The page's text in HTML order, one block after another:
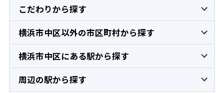
こだわりから探す
横浜市中区以外の市区町村から探す
横浜市中区にある駅から探す
周辺の駅から探す